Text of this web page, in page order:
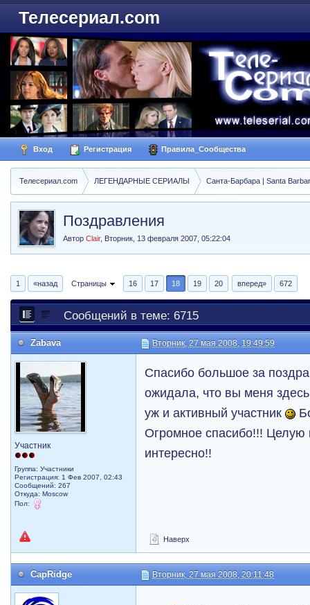
Телесериал.com
Вход Регистрация Правила_Сообщества
Телесериал.com ЛЕГЕНДАРНЫЕ СЕРИАЛЫ Санта-Барбара | Santa
Поздравления
АвторClair, Вторник, 13 февраля 2007, 05:22:04
1 «назад Страницы 16 17 18 19 20 вперед» 672
Сообщений в теме: 6715
Zabava Вторник, 27 мая 2008, 19:49:59
Участник
Группа: Участники
Регистрация: 1 Фев 2007, 02:43
Сообщений: 267
Откуда: Moscow
Пол:
Спасибо большое за
ожидала, что вы меня
уж и активный участник
Огромное спасибо!!! Целую
интересно!!
Наверх
CapRidge Вторник, 27 мая 2008, 20:11:48